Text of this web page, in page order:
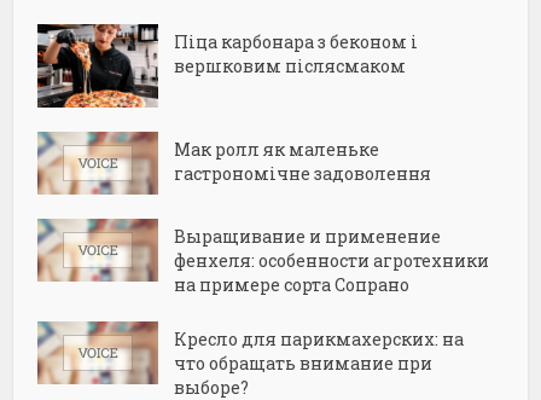
Піца карбонара з беконом і
вершковим післясмаком
Мак ролл як маленьке
гастрономічне задоволення
Выращивание и применение
фенхеля: особенности агротехники
на примере сорта Сопрано
Кресло для парикмахерских: на
что обращать внимание при
выборе?